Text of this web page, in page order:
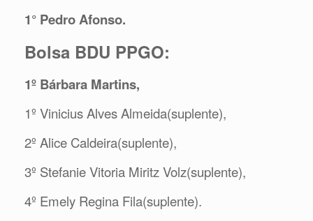
1° Pedro Afonso.
Bolsa BDU PPGO:
1º Bárbara Martins,
1º Vinicius Alves Almeida(suplente),
2º Alice Caldeira(suplente),
3º Stefanie Vitoria Miritz Volz(suplente),
4º Emely Regina Fila(suplente).